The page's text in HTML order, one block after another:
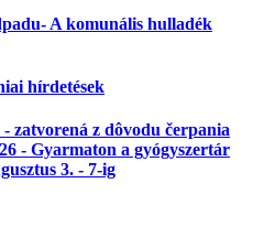
A komunális hulladék
hírdetések
zatvorená z dôvodu čerpania
- Gyarmaton a gyógyszertár
3. - 7-ig